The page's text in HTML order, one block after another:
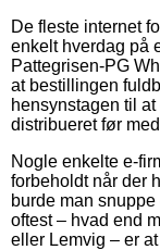
De fleste internet
enkelt hverdag på
Pattegrisen-PG
at bestillingen
hensynstagen til
distribueret før
Nogle enkelte e-
forbeholdt når der
burde man
oftest – hvad end
eller Lemvig – er